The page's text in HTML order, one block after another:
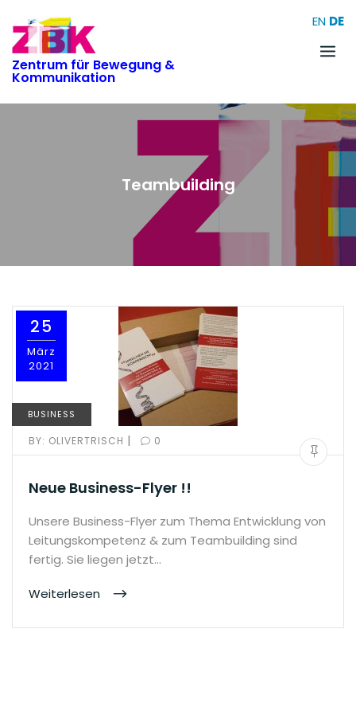
content
Zentrum für Bewegung &
Kommunikation
Teambuilding
25
März
2021
BUSINESS
BY: OLIVERTRISCH | 0
Neue Business-Flyer !!
Unsere Business-Flyer zum Thema Entwicklung von
Leitungskompetenz & zum Teambuilding sind
fertig. Sie liegen jetzt…
Weiterlesen
EN DE